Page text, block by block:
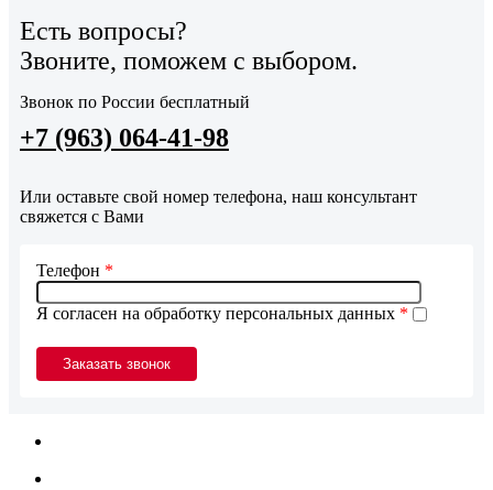
Есть вопросы?
Звоните, поможем с выбором.
Звонок по России бесплатный
+7 (963) 064-41-98
Или оставьте свой номер телефона, наш консультант
свяжется с Вами
Я согласен на обработку персональных данных *
Телефон *